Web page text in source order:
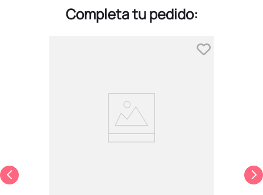
Completa tu pedido: